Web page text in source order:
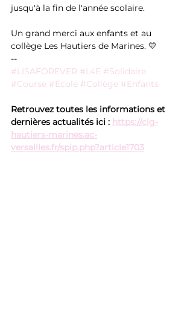
jusqu'à la fin de l'année scolaire.
Un grand merci aux enfants et au
collège Les Hautiers de Marines. 💛
--
#LISAFOREVER #L4E #Solidaire
#Course #École #Collège #Enfants
Retrouvez toutes les informations et
dernières actualités ici : https://clg-
hautiers-marines.ac-
versailles.fr/spip.php?article1703